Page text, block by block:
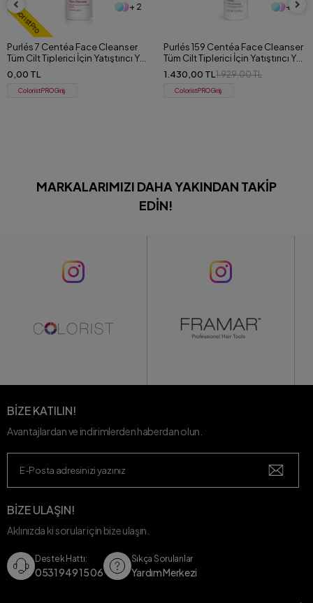
ColoristPro + 2
Purlés 7 Centéa Face Cleanser
Tüm Cilt Tiplerici İçin Yatıştırıcı Yüz
ve Makyaj Temizleme Jeli 500 ml
0,00 TL
ColoristPRO Giriş
+ 2
Purlés 159 Centéa Face Cleanser
Tüm Cilt Tiplerici İçin Yatıştırıcı Yüz
ve Makyaj Temizleme Jeli 200 ml
1.430,00 TL 1.929,00 TL
ColoristPRO Giriş
MARKALARIMIZI DAHA YAKINDAN TAKIP
EDIN!
BİZE KATILIN!
Avantajlardan ve indirimlerden haberdan olun.
BİZE ULAŞIN!
Aklınızda ki sorular için bize ulaşın.
Destek Hattı:
0531 949 15 06
Sıkça Sorulanlar
Yardım Merkezi